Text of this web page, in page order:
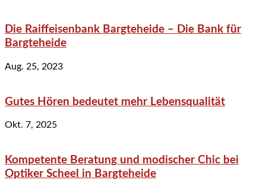
Die Raiffeisenbank Bargteheide – Die Bank für
Bargteheide
Aug. 25, 2023
Gutes Hören bedeutet mehr Lebensqualität
Okt. 7, 2025
Kompetente Beratung und modischer Chic bei
Optiker Scheel in Bargteheide